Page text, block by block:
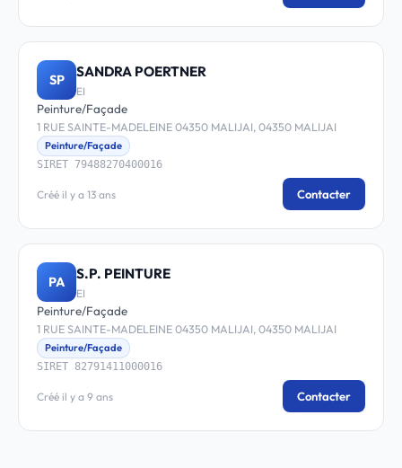
SP SANDRA POERTNER
EI
Peinture/Façade
1 RUE SAINTE-MADELEINE 04350 MALIJAI, 04350 MALIJAI
Peinture/Façade
SIRET 79488270400016
Créé il y a 13 ans Contacter
PA S.P. PEINTURE
EI
Peinture/Façade
1 RUE SAINTE-MADELEINE 04350 MALIJAI, 04350 MALIJAI
Peinture/Façade
SIRET 82791411000016
Créé il y a 9 ans Contacter